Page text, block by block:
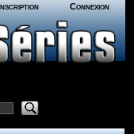
Connexion